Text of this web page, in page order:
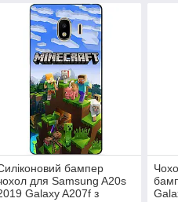
бампер
для Samsung A20s
Galaxy A207f з